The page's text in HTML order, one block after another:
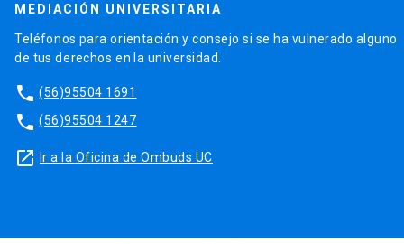
MEDIACIÓN UNIVERSITARIA
Teléfonos para orientación y consejo si se ha vulnerado alguno
de tus derechos en la universidad.
phone (56)95504 1691
phone (56)95504 1247
launch Ir a la Oficina de Ombuds UC